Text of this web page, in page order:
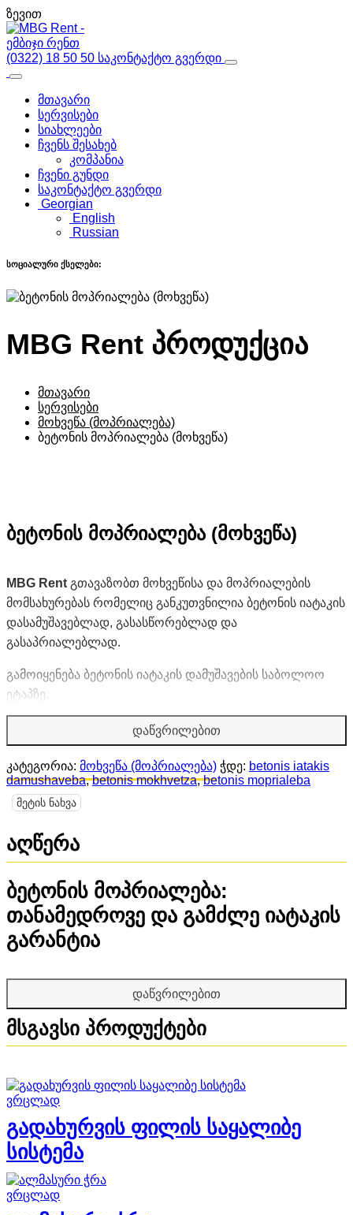
ზევით
(0322) 18 50 50 საკონტაქტო გვერდი
მთავარი
სერვისები
სიახლეები
ჩვენს შესახებ
კომპანია
ჩვენი გუნდი
საკონტაქტო გვერდი
Georgian
English
Russian
სოციალური ქსელები:
MBG Rent პროდუქცია
მთავარი
სერვისები
მოხვეწა (მოპრიალება)
ბეტონის მოპრიალება (მოხვეწა)
ბეტონის მოპრიალება (მოხვეწა)
MBG Rent გთავაზობთ მოხვეწისა და მოპრიალების
მომსახურებას რომელიც განკუთვნილია ბეტონის იატაკის
დასამუშავებლად, გასასწორებლად და
გასაპრიალებლად.
გამოიყენება ბეტონის იატაკის დამუშავების საბოლოო
ეტაპზე.
ქმნის გლუვ და მექანიკურად გამძლე ზედაპირს.
ამცირებს ბეტონის ქერცვლისა და რღვევის რისკს.
სივრცეებისთვისა და ავტოსადგომებისთვის.
დაწვრილებით
კატეგორია: მოხვეწა (მოპრიალება) ჭდე: betonis iatakis
damushaveba,betonis mokhvetza,betonis moprialeba
მეტის ნახვა
აღწერა
ბეტონის მოპრიალება:
თანამედროვე და გამძლე იატაკის
გარანტია
თანამედროვე მშენებლობაშიბეტონის მოპრიალებასულ
უფრო პოპულარული ხდება, რადგან ის აერთიანებს
ექსტრემალურ გამძლეობასა
დაწვრილებით
მსგავსი პროდუქტები
ვრცლად
გადახურვის ფილის საყალიბე
სისტემა
ვრცლად